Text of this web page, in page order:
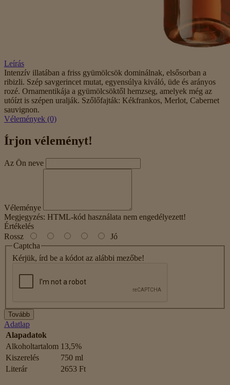
Leírás
Intenzív illatában a friss gyümölcsök dominálnak, elsősorban a
ribizli. Szép savgerincet mutat, egyensúlya kiváló, üde és arányos
rozé. Ornamentikája a gyümölcsöktől hemzseg, amelyek még az
utóízt is szépen uralják. Szőlőfajták: Kékfrankos, Merlot, Cabernet
sauvignon.
Vélemények (0)
Írjon véleményt!
Az Ön neve
Véleménye
Megjegyzés: HTML-kód használata nem engedélyezett!
Értékelés
Rossz
Jó
Captcha
Kérjük, írd be a kódot az alábbi mezőbe!
Tovább
Adatlap
Alapadatok
Alkoholtartalom 13,5%
Kiszerelés
750 ml
Literár
2653 Ft